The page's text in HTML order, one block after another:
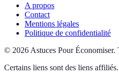
A propos
Contact
Mentions légales
Politique de confidentialité
© 2026 Astuces Pour Économiser.
Certains liens sont des liens affiliés.